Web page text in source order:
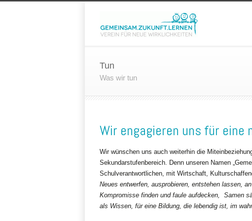
Tun
Was wir tun
Wir engagieren uns für eine
Wir wünschen uns auch weiterhin die
Sekundarstufenbereich. Denn unseren Namen
Schulverantwortlichen, mit Wirtschaft,
Neues entwerfen, ausprobieren, entstehen lassen,
Kompromisse finden und faule aufdecken, Samen
als Wissen, für eine Bildung, die lebendig ist, im